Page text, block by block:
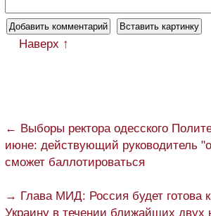
Наверх ↑
← Выборы ректора одесского
июне: действующий руководитель
сможет баллотироваться
→ Глава МИД: Россия будет готова
Украину в течении ближайших двух